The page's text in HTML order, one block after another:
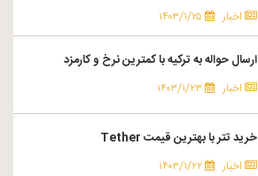
اخبار ۱۴۰۳/۱/۲۵
ارسال حواله به ترکیه با کمترین نرخ و کارمزد
اخبار ۱۴۰۳/۱/۲۳
خرید تتر با بهترین قیمت Tether
اخبار ۱۴۰۳/۱/۲۲